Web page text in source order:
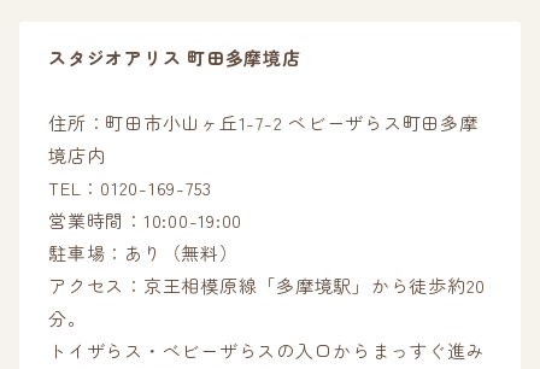
スタジオアリス 町田多摩境店
住所：町田市小山ヶ丘1-7-2 ベビーザらス町田多摩
境店内
TEL：0120-169-753
営業時間：10:00-19:00
駐車場：あり（無料）
アクセス：京王相模原線「多摩境駅」から徒歩約20
分。
トイザらス・ベビーザらスの入口からまっすぐ進み